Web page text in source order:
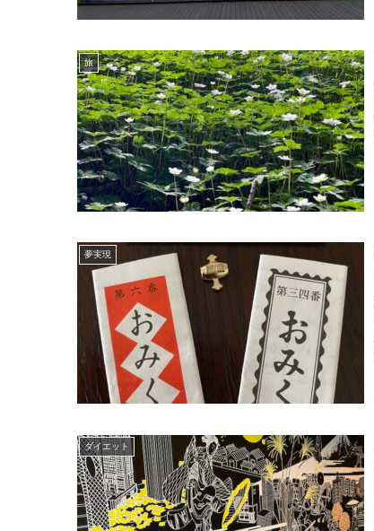
旅
夢実現
ダイエット